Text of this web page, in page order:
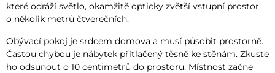
které odráží světlo, okamžitě opticky zvětší vstupní prostor
o několik metrů čtverečních.
Obývací pokoj je srdcem domova a musí působit prostorně.
Častou chybou je nábytek přitlačený těsně ke stěnám. Zkuste
ho odsunout o 10 centimetrů do prostoru. Místnost začne